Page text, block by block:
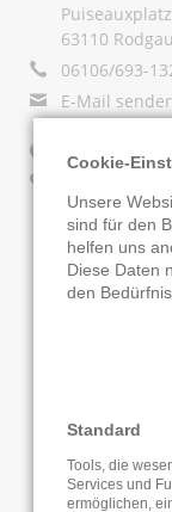
63110 Rodgau
06106/693-
E-Mail
Website
KATALOG
Cookie-
Unsere
sind für den
helfen uns
Diese Daten
den
Standard
Tools, die
Services und
ermöglichen,